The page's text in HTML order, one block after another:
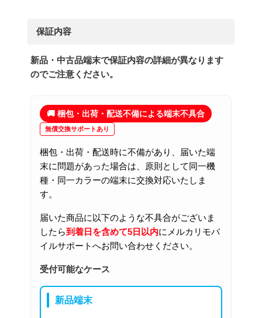
保証内容
新品・中古品端末で保証内容の詳細が異なります
のでご注意ください。
🚚 梱包・出荷・配送不備による端末不具合
無償交換サポートあり
梱包・出荷・配送時に不備があり、届いた端
末に問題があった場合は、原則として同一機
種・同一カラーの端末に交換対応いたしま
す。
届いた商品に以下のような不具合がございま
したら到着日を含めて5日以内にメルカリモバ
イルサポートへお問い合わせください。
受付可能なケース
新品端末